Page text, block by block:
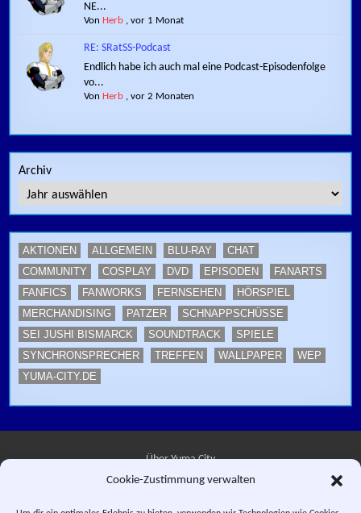
Cookie-Zustimmung verwalten
NE...
Von Herb ,vor 1 Monat
RE: SRatSS-Podcast
Endlich habe ich auch mal eine Podcast-Episodenfolge
vo...
Von Herb ,vor 2 Monaten
Archiv
AKTIONEN ALLGEMEIN BLU-RAY
CHAT
COMMUNITY
COSPLAY DVD EPISODEN
FANARTS
FANFICS
FANWORKS FERNSEHEN
HÖRSPIEL
MERCHANDISING
PATZER
SCHNAPPSCHÜSSE
SEI JUSHI BISMARCK
SOUNDTRACK
SPIELE
SYNCHRONSPRECHER
TREFFEN WALLPAPER
WEP
YUMA-CITY.DE
Über Yuma City